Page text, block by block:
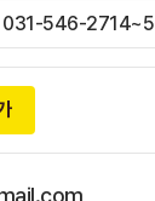
031-546-2714~5